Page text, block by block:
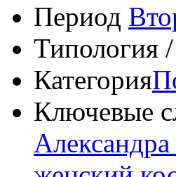
Период
Типология
Категория
Ключевые